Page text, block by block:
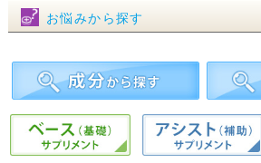
お悩みから探す